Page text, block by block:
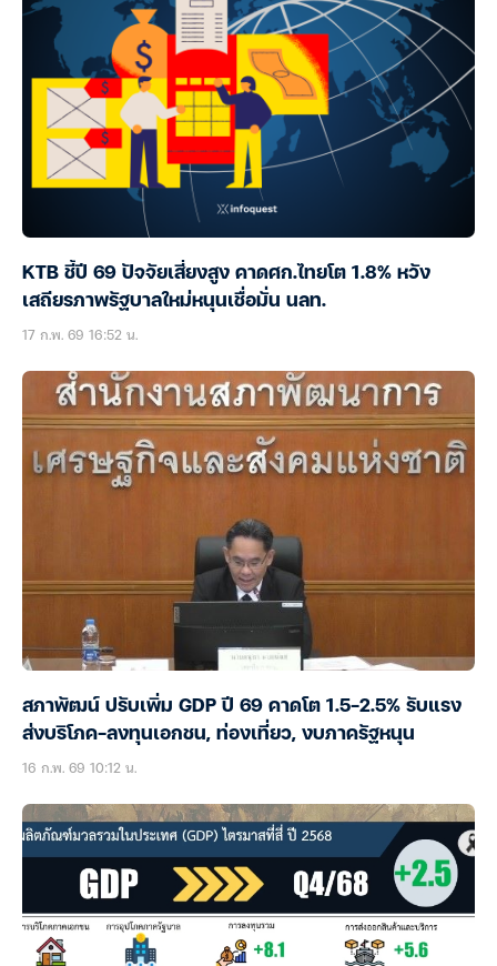
KTB ชี้ปี 69 ปัจจัยเสี่ยงสูง คาดศก.ไทยโต 1.8% หวัง
เสถียรภาพรัฐบาลใหม่หนุนเชื่อมั่น นลท.
17 ก.พ. 69 16:52 น.
สภาพัฒน์ ปรับเพิ่ม GDP ปี 69 คาดโต 1.5-2.5% รับแรง
ส่งบริโภค-ลงทุนเอกชน, ท่องเที่ยว, งบภาครัฐหนุน
16 ก.พ. 69 10:12 น.